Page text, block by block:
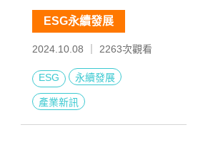
ESG永續發展
2024.10.08 ｜ 2263次觀看
ESG 永續發展
產業新訊